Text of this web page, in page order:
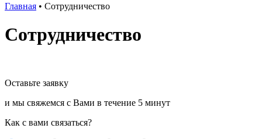
Главная • Сотрудничество
Сотрудничество
Оставьте заявку
и мы свяжемся с Вами в течение 5 минут
Как с вами связаться?